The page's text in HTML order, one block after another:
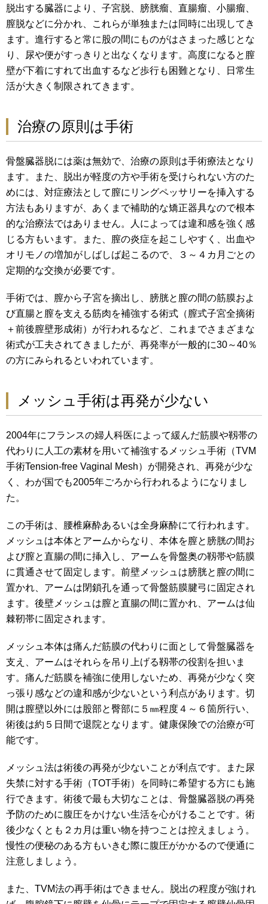
脱出する臓器により、子宮脱、膀胱瘤、直腸瘤、小腸瘤、
膣脱などに分かれ、これらが単独または同時に出現してき
ます。進行すると常に股の間にものがはさまった感じとな
り、尿や便がすっきりと出なくなります。高度になると膣
壁が下着にすれて出血するなど歩行も困難となり、日常生
活が大きく制限されてきます。
治療の原則は手術
骨盤臓器脱には薬は無効で、治療の原則は手術療法となり
ます。また、脱出が軽度の方や手術を受けられない方のた
めには、対症療法として膣にリングペッサリーを挿入する
方法もありますが、あくまで補助的な矯正器具なので根本
的な治療法ではありません。人によっては違和感を強く感
じる方もいます。また、膣の炎症を起こしやすく、出血や
オリモノの増加がしばしば起こるので、３～４カ月ごとの
定期的な交換が必要です。
手術では、膣から子宮を摘出し、膀胱と膣の間の筋膜およ
び直腸と膣を支える筋肉を補強する術式（膣式子宮全摘術
＋前後膣壁形成術）が行われるなど、これまでさまざまな
術式が工夫されてきましたが、再発率が一般的に30～40％
の方にみられるといわれています。
メッシュ手術は再発が少ない
2004年にフランスの婦人科医によって緩んだ筋膜や靱帯の
代わりに人工の素材を用いて補強するメッシュ手術（TVM
手術Tension-free Vaginal Mesh）が開発され、再発が少な
く、わが国でも2005年ごろから行われるようになりまし
た。
この手術は、腰椎麻酔あるいは全身麻酔にて行われます。
メッシュは本体とアームからなり、本体を膣と膀胱の間お
よび膣と直腸の間に挿入し、アームを骨盤奥の靱帯や筋膜
に貫通させて固定します。前壁メッシュは膀胱と膣の間に
置かれ、アームは閉鎖孔を通って骨盤筋膜腱弓に固定され
ます。後壁メッシュは膣と直腸の間に置かれ、アームは仙
棘靭帯に固定されます。
メッシュ本体は痛んだ筋膜の代わりに面として骨盤臓器を
支え、アームはそれらを吊り上げる靱帯の役割を担いま
す。痛んだ筋膜を補強に使用しないため、再発が少なく突
っ張り感などの違和感が少ないという利点があります。切
開は膣壁以外には股部と臀部に５㎜程度４～６箇所行い、
術後は約５日間で退院となります。健康保険での治療が可
能です。
メッシュ法は術後の再発が少ないことが利点です。また尿
失禁に対する手術（TOT手術）を同時に希望する方にも施
行できます。術後で最も大切なことは、骨盤臓器脱の再発
予防のために腹圧をかけない生活を心がけることです。術
後少なくとも２カ月は重い物を持つことは控えましょう。
慢性の便秘のある方もいきむ際に腹圧がかかるので便通に
注意しましょう。
また、TVM法の再手術はできません。脱出の程度が強けれ